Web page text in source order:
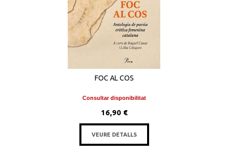
FOC AL COS
Consultar disponibilitat
16,90 €
VEURE DETALLS